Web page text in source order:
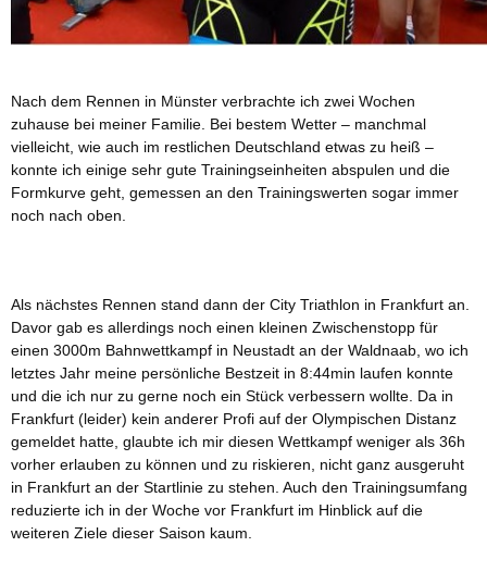
Nach dem Rennen in Münster verbrachte ich zwei Wochen
zuhause bei meiner Familie. Bei bestem Wetter – manchmal
vielleicht, wie auch im restlichen Deutschland etwas zu heiß –
konnte ich einige sehr gute Trainingseinheiten abspulen und die
Formkurve geht, gemessen an den Trainingswerten sogar immer
noch nach oben.
Als nächstes Rennen stand dann der City Triathlon in Frankfurt an.
Davor gab es allerdings noch einen kleinen Zwischenstopp für
einen 3000m Bahnwettkampf in Neustadt an der Waldnaab, wo ich
letztes Jahr meine persönliche Bestzeit in 8:44min laufen konnte
und die ich nur zu gerne noch ein Stück verbessern wollte. Da in
Frankfurt (leider) kein anderer Profi auf der Olympischen Distanz
gemeldet hatte, glaubte ich mir diesen Wettkampf weniger als 36h
vorher erlauben zu können und zu riskieren, nicht ganz ausgeruht
in Frankfurt an der Startlinie zu stehen. Auch den Trainingsumfang
reduzierte ich in der Woche vor Frankfurt im Hinblick auf die
weiteren Ziele dieser Saison kaum.